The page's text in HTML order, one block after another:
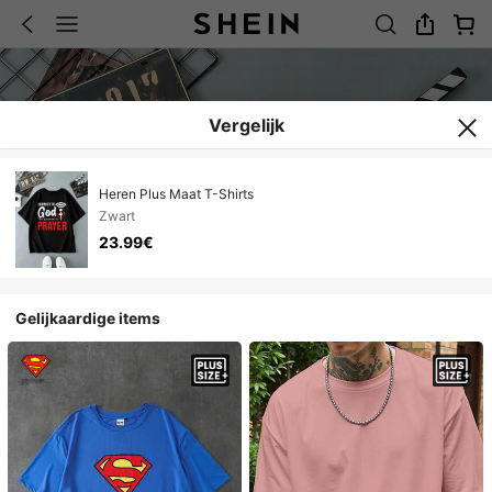
Vergelijk
Heren Plus Maat T-Shirts
Zwart
23.99€
Gelijkaardige items